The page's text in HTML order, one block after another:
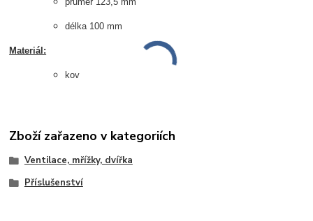
délka 100 mm
Materiál:
kov
Zboží zařazeno v kategoriích
Ventilace, mřížky, dvířka
Příslušenství